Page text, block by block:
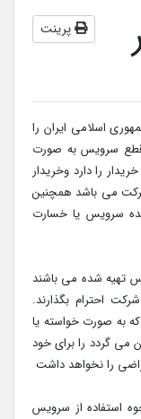
پرینت
اسلامی ایران را
سرویس به صورت
را دارد وخریدار
می باشد همچنین
سرویس یا خسارت
تهیه شده می باشند
احترام بگذارند.
به صورت خواسته یا
می گردد را برای خود
را نخواهد داشت
استفاده از سرویس